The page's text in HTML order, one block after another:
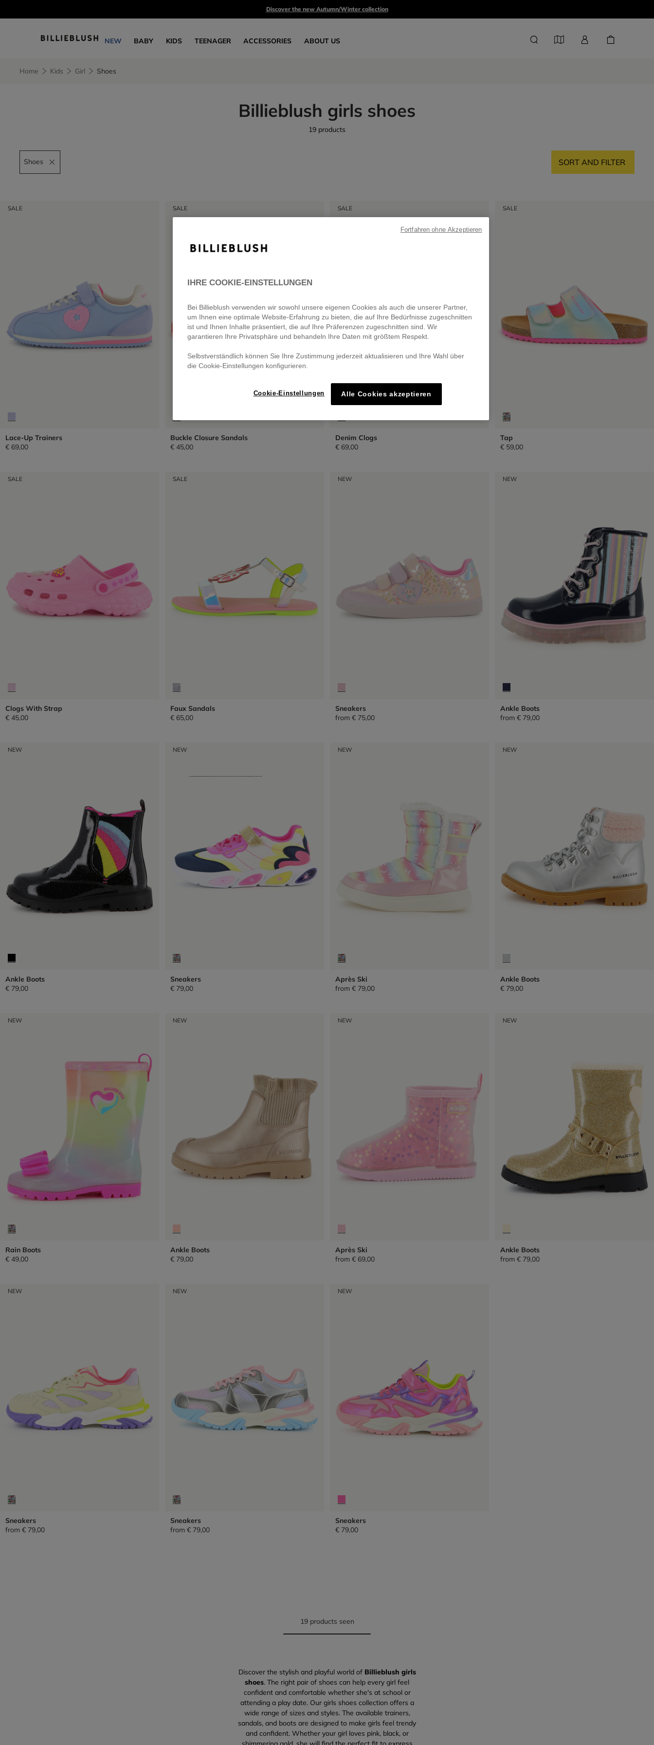
Discover the new Autumn/Winter collection
NEW BABY KIDS TEENAGER ACCESSORIES ABOUT US
Home Kids Girl Shoes
Billieblush girls shoes
19 products
Shoes
Remove filter Shoes SORT AND FILTER
SALE
Lace-Up Trainers
€ 69,00
SALE
Buckle Closure Sandals
€ 45,00
SALE
Denim Clogs
€ 69,00
SALE
Tap
€ 59,00
SALE
Clogs With Strap
€ 45,00
SALE
Faux Sandals
€ 65,00
NEW
Sneakers
from € 75,00
NEW
Ankle Boots
from € 79,00
NEW
Ankle Boots
€ 79,00
NEW
Sneakers
€ 79,00
NEW
Après Ski
from € 79,00
NEW
Ankle Boots
€ 79,00
NEW
Rain Boots
€ 49,00
NEW
Ankle Boots
€ 79,00
NEW
Après Ski
from € 69,00
NEW
Ankle Boots
from € 79,00
NEW
Sneakers
from € 79,00
NEW
Sneakers
from € 79,00
NEW
Sneakers
€ 79,00
19 products seen
Discover the stylish and playful world of Billieblush girls
shoes. The right pair of shoes can help every girl feel
confident and comfortable whether she's at school or
attending a play date. Our girls shoes collection offers a
wide range of sizes and styles. The available trainers,
sandals, and boots are designed to make girls feel trendy
and confident. Whether your girl loves pink, black, or
IHRE COOKIE-EINSTELLUNGEN
Bei Billieblush verwenden wir sowohl unsere eigenen Cookies als auch die unserer Partner,
um Ihnen eine optimale Website-Erfahrung zu bieten, die auf Ihre Bedürfnisse zugeschnitten
ist und Ihnen Inhalte präsentiert, die auf Ihre Präferenzen zugeschnitten sind. Wir
garantieren Ihre Privatsphäre und behandeln Ihre Daten mit größtem Respekt.
Selbstverständlich können Sie Ihre Zustimmung jederzeit aktualisieren und Ihre Wahl über
die Cookie-Einstellungen konfigurieren.
Cookie-Einstellungen Alle Cookies akzeptieren
Fortfahren ohne Akzeptieren